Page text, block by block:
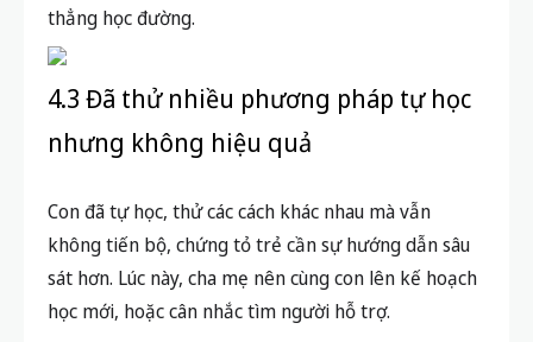
thẳng học đường.
4.3 Đã thử nhiều phương pháp tự học
nhưng không hiệu quả
Con đã tự học, thử các cách khác nhau mà vẫn
không tiến bộ, chứng tỏ trẻ cần sự hướng dẫn sâu
sát hơn. Lúc này, cha mẹ nên cùng con lên kế hoạch
học mới, hoặc cân nhắc tìm người hỗ trợ.